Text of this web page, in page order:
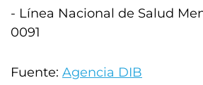
- Línea Nacional de Salud
0091
Fuente: Agencia DIB